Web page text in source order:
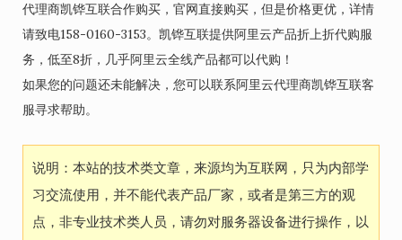
代理商凯铧互联合作购买，官网直接购买，但是价格更优，详情
请致电158-0160-3153。凯铧互联提供阿里云产品折上折代购服
务，低至8折，几乎阿里云全线产品都可以代购！
如果您的问题还未能解决，您可以联系阿里云代理商凯铧互联客
服寻求帮助。
说明：本站的技术类文章，来源均为互联网，只为内部学
习交流使用，并不能代表产品厂家，或者是第三方的观
点，非专业技术类人员，请勿对服务器设备进行操作，以